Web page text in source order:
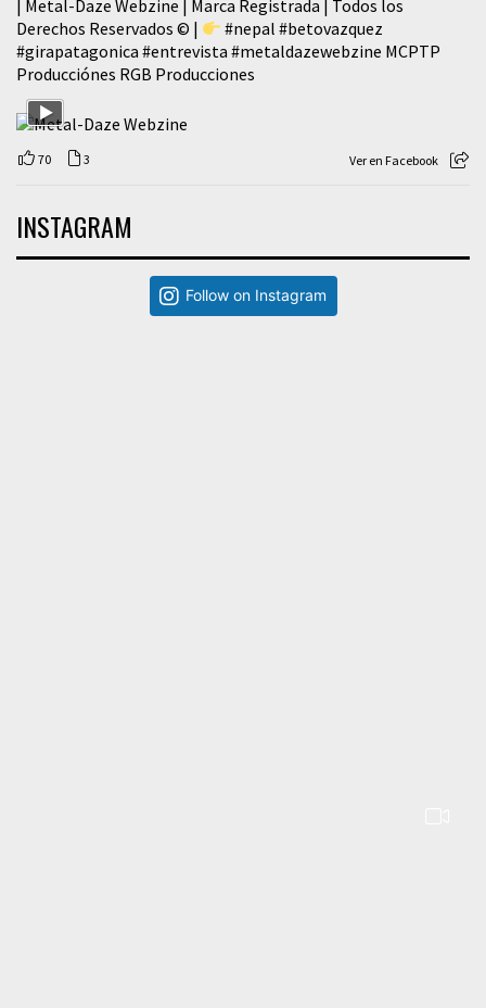
| Metal-Daze Webzine | Marca Registrada | Todos los
Derechos Reservados © |
#nepal #betovazquez
#girapatagonica #entrevista #metaldazewebzine MCPTP
Producciónes RGB Producciones
70 3 Ver en Facebook
INSTAGRAM
Follow on Instagram